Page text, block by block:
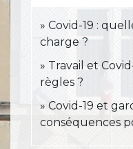
Covid-19 :
charge ?
Travail et
règles ?
Covid-19 et
conséquences